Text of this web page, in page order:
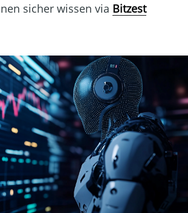
sicher wissen via Bitzest